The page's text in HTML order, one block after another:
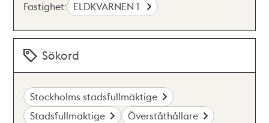
Fastighet: ELDKVARNEN 1
Sökord
Stockholms stadsfullmäktige
Stadsfullmäktige
Överståthållare